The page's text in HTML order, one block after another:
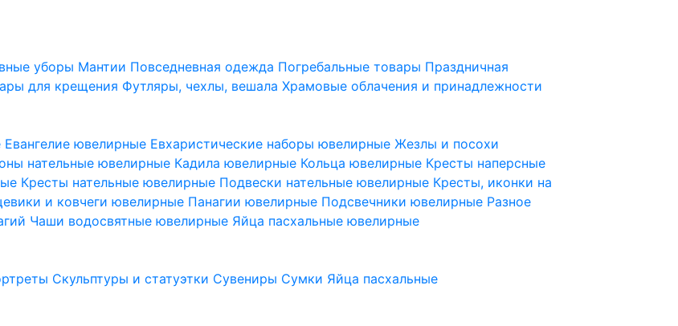
уборы Мантии Повседневная одежда Погребальные товары Праздничная
для крещения Футляры, чехлы, вешалаХрамовые облачения и принадлежности
Евангелие ювелирные Евхаристические наборы ювелирныеЖезлы и посохи
нательные ювелирные Кадила ювелирные Кольца ювелирные Кресты наперсные
Кресты нательные ювелирные Подвески нательные ювелирные Кресты, иконки на
и ковчеги ювелирные Панагии ювелирные Подсвечники ювелирные Разное
Чаши водосвятные ювелирные Яйца пасхальные ювелирные
Скульптуры и статуэтки Сувениры Сумки Яйца пасхальные